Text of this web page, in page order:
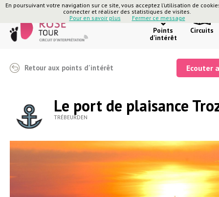
En poursuivant votre navigation sur ce site, vous acceptez l’utilisation de
connecter et réaliser des statistiques de visites.
Pour en savoir plus
Fermer ce message
Points
d'intérêt
Circuits
Retour aux points d'intérêt Ecouter
Le port de plaisance
TRÉBEURDEN